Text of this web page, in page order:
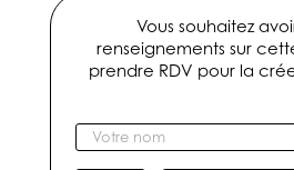
Vous souhaitez
renseignements sur
prendre RDV pour la
V
o